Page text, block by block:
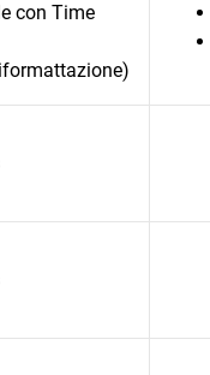
con Time